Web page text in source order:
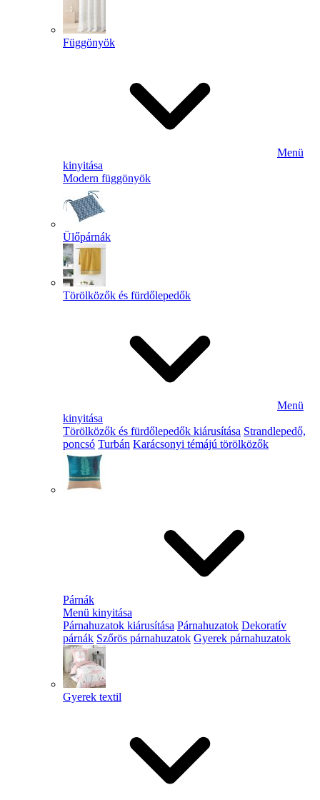
Függönyök
Menü
kinyitása
Modern függönyök
Ülőpárnák
Törölközők és fürdőlepedők
Menü
kinyitása
Törölközők és fürdőlepedők kiárusítása Strandlepedő,
poncsó Turbán Karácsonyi témájú törölközők
Párnák
Menü kinyitása
Párnahuzatok kiárusítása Párnahuzatok Dekoratív
párnák Szőrös párnahuzatok Gyerek párnahuzatok
Gyerek textil